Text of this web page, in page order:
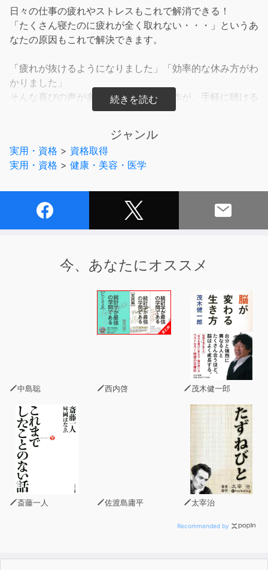
日々の仕事の疲れやストレスもこれで解消できる！
「たくさん寝たのに疲れが全く取れない・・・」というあ
なたの原因もこれで解決できます。
「疲れが抜けるようになりました」「効率的な休み方がわ
かりました」
そんな喜びの声が多数寄せられる話題作が、手軽に聴ける
オーディオブックになりました。
休日に1日ゴロゴロしても休んだ気がしない、なんとなく
疲れているけどどうにかやっていけるから大丈夫。
そんな風に思って過ごしているあなたにこそぜひ一度試し
科医がアドバイスします。
今のままでもどうにかやっていける、と思って忙しい生活
疲れを感じているならば、からだや心は黄色信号を出して
深刻な事態に陥る前に、今すぐ自分でできる「疲れへの対
時代とともに疲労の性質は変わっています。
特にデスクワーク、PCワークが多く、景気も楽観視でき
ない現代は、
肉体だけでなく精神的な疲労もたまりやすくなっており、
心身両面でのケアが必要です。
ジャンル
実用・資格 > 資格取得
実用・資格 > 健康・美容・医学
今、あなたにオススメ
中島聡 西内啓 茂木健一郎
斎藤一人 佐渡島庸平 太宰治
Recommended by